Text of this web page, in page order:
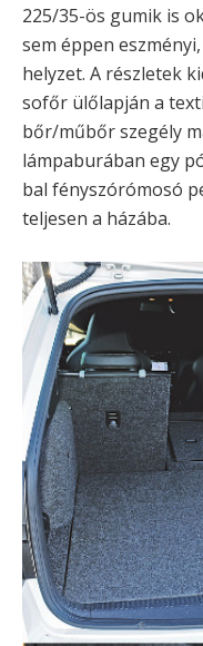
225/35-ös gumik is
sem éppen
helyzet. A részletek
sofőr ülőlapján a
bőr/műbőr szegély
lámpaburában egy
bal fényszórómosó
teljesen a házába.